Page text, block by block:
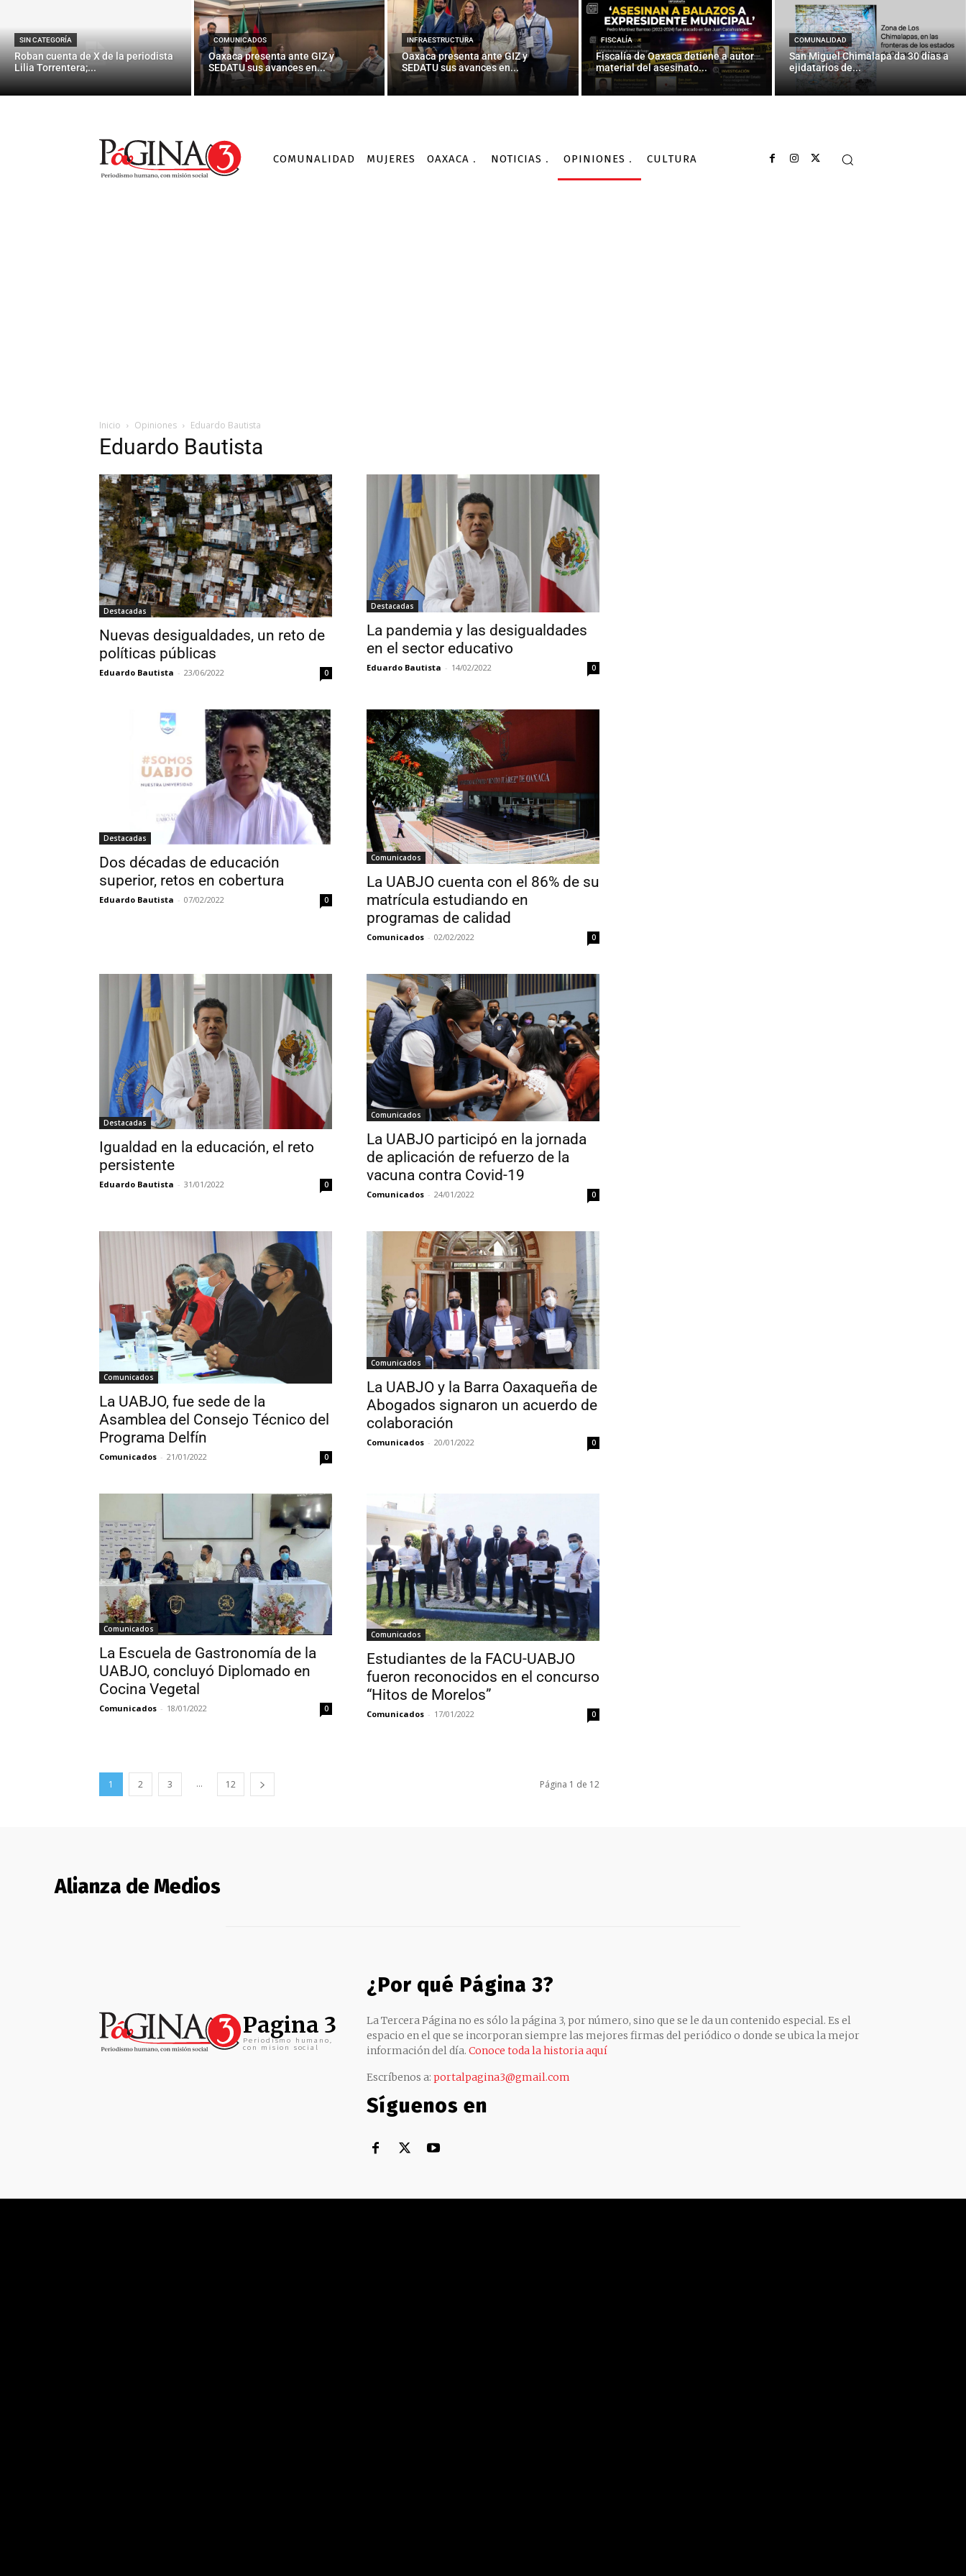
SIN CATEGORÍA
Roban cuenta de X de la periodista
Lilia Torrentera;...
COMUNICADOS
Oaxaca presenta ante GIZ y
SEDATU sus avances en...
INFRAESTRUCTURA
Oaxaca presenta ante GIZ y
SEDATU sus avances en...
FISCALÍA
Fiscalía de Oaxaca detiene a autor
material del asesinato...
COMUNALIDAD
San Miguel Chimalapa da 30 días a
ejidatarios de...
COMUNALIDAD MUJERES OAXACA NOTICIAS OPINIONES CULTURA
Inicio Opiniones Eduardo Bautista
Eduardo Bautista
Destacadas
Nuevas desigualdades, un reto de
políticas públicas
Eduardo Bautista - 23/06/2022 0
Destacadas
La pandemia y las desigualdades
en el sector educativo
Eduardo Bautista - 14/02/2022 0
Destacadas
Dos décadas de educación
superior, retos en cobertura
Eduardo Bautista - 07/02/2022 0
Comunicados
La UABJO cuenta con el 86% de su
matrícula estudiando en
programas de calidad
Comunicados - 02/02/2022 0
Destacadas
Igualdad en la educación, el reto
persistente
Eduardo Bautista - 31/01/2022 0
Comunicados
La UABJO participó en la jornada
de aplicación de refuerzo de la
vacuna contra Covid-19
Comunicados - 24/01/2022 0
Comunicados
La UABJO, fue sede de la
Asamblea del Consejo Técnico del
Programa Delfín
Comunicados - 21/01/2022 0
Comunicados
La UABJO y la Barra Oaxaqueña de
Abogados signaron un acuerdo de
colaboración
Comunicados - 20/01/2022 0
Comunicados
La Escuela de Gastronomía de la
UABJO, concluyó Diplomado en
Cocina Vegetal
Comunicados - 18/01/2022 0
Comunicados
Estudiantes de la FACU-UABJO
fueron reconocidos en el concurso
“Hitos de Morelos”
Comunicados - 17/01/2022 0
1 2 3 ... 12 Página 1 de 12
Alianza de Medios
Pagina 3
Periodismo humano,
con mision social
¿Por qué Página 3?
La Tercera Página no es sólo la página 3, por número, sino que se le da un contenido especial. Es el
espacio en el que se incorporan siempre las mejores firmas del periódico o donde se ubica la mejor
información del día. Conoce toda la historia aquí
Escríbenos a: portalpagina3@gmail.com
Síguenos en